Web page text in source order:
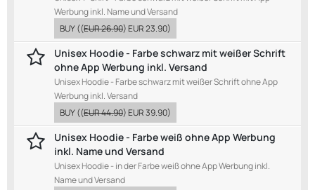
Werbung inkl. Name und Versand
BUY((EUR 26.90)EUR 23.90)
Unisex Hoodie - Farbe schwarz mit weißer Schrift
ohne App Werbung inkl. Versand
Unisex Hoodie - Farbe schwarz mit weißer Schrift ohne App
Werbung inkl. Versand
BUY((EUR 44.90)EUR 39.90)
Unisex Hoodie - Farbe weiß ohne App Werbung
inkl. Name und Versand
Unisex Hoodie - in der Farbe weiß ohne App Werbung inkl.
Name und Versand